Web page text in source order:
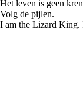
Het leven is geen
Volg de pijlen.
I am the Lizard King.